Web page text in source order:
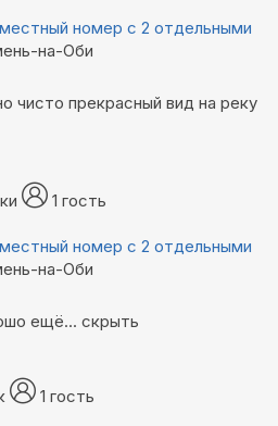
номер с 2 отдельными
на-Оби
чисто прекрасный вид на реку
1 гость
номер с 2 отдельными
на-Оби
ещё... скрыть
1 гость